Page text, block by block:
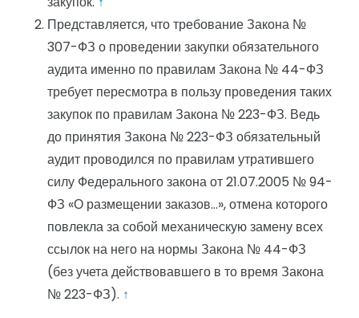
Представляется, что требование Закона №
307-ФЗ о проведении закупки обязательного
аудита именно по правилам Закона № 44-ФЗ
требует пересмотра в пользу проведения таких
закупок по правилам Закона № 223-ФЗ. Ведь
до принятия Закона № 223-ФЗ обязательный
аудит проводился по правилам утратившего
силу Федерального закона от 21.07.2005 № 94-
ФЗ «О размещении заказов…», отмена которого
повлекла за собой механическую замену всех
ссылок на него на нормы Закона № 44-ФЗ
(без учета действовавшего в то время Закона
№ 223-ФЗ). ↑